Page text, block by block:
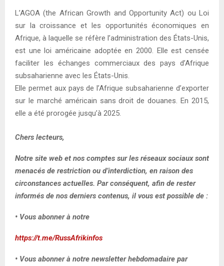
L’AGOA (the African Growth and Opportunity Act) ou Loi
sur la croissance et les opportunités économiques en
Afrique, à laquelle se réfère l’administration des États-Unis,
est une loi américaine adoptée en 2000. Elle est censée
faciliter les échanges commerciaux des pays d’Afrique
subsaharienne avec les États-Unis.
Elle permet aux pays de l’Afrique subsaharienne d’exporter
sur le marché américain sans droit de douanes. En 2015,
elle a été prorogée jusqu’à 2025.
Chers lecteurs,
Notre site web et nos comptes sur les réseaux sociaux sont
menacés de restriction ou d’interdiction, en raison des
circonstances actuelles. Par conséquent, afin de rester
informés de nos derniers contenus, il vous est possible de :
• Vous abonner à notre
https://t.me/RussAfrikinfos
• Vous abonner à notre newsletter hebdomadaire par